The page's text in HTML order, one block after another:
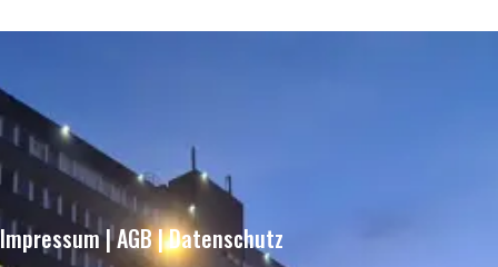
Impressum|AGB|Datenschutz